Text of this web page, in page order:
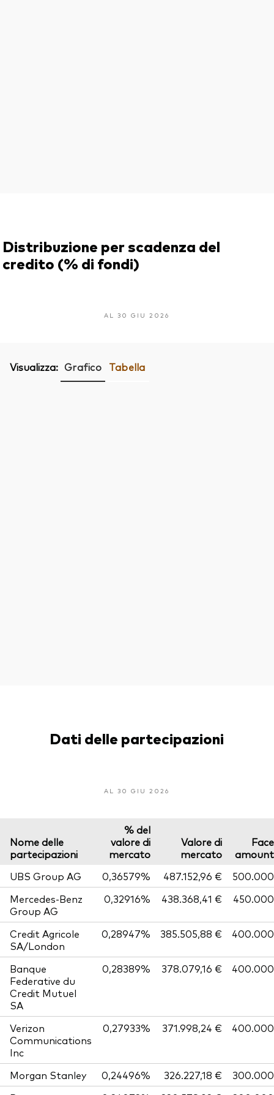
Distribuzione per scadenza del
credito (% di fondi)
AL 30 GIU 2026
Visualizza: Grafico Tabella
Dati delle partecipazioni
AL 30 GIU 2026
Nome delle
partecipazioni
% del
valore di
mercato
Valore di
mercato
Face
amount
UBS Group AG
0,36579% 487.152,96 €
500.000
Mercedes-Benz
Group AG
0,32916% 438.368,41 € 450.000
Credit Agricole
SA/London
0,28947% 385.505,88 € 400.000
Banque
Federative du
Credit Mutuel
SA
0,28389% 378.079,16 € 400.000
Verizon
Communications
Inc
0,27933% 371.998,24 € 400.000
Morgan Stanley 0,24496% 326.227,18 €
300.000